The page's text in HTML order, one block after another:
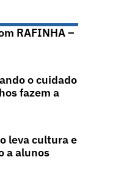
RAFINHA –
o cuidado
fazem a
leva cultura e
a alunos